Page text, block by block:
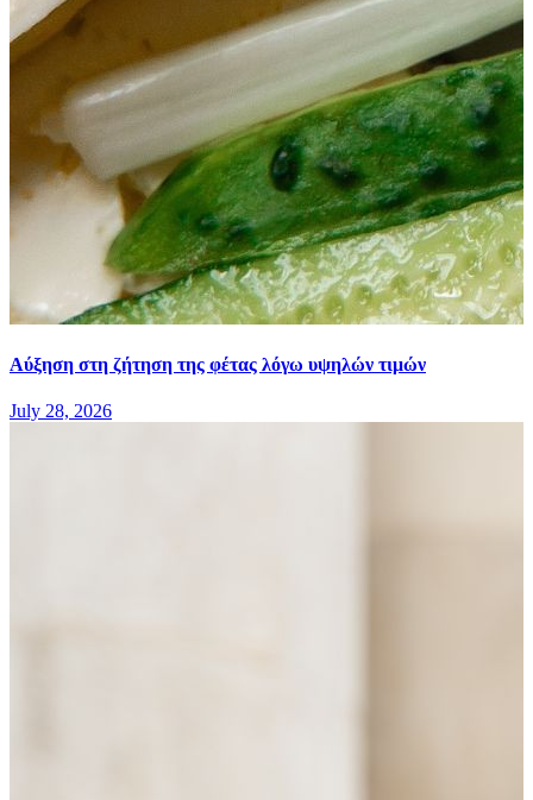
Αύξηση στη ζήτηση της φέτας λόγω υψηλών τιμών
July 28, 2026